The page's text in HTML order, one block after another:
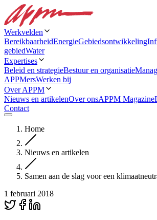
Werkvelden
BereikbaarheidEnergieGebiedsontwikkeling
gebiedWater
Expertises
Beleid en strategieBestuur en organisatie
APPMersWerken bij
Over APPM
Nieuws en artikelenOver onsAPPM Magazine
Contact
Home
Nieuws en artikelen
Samen aan de slag voor een
1 februari 2018